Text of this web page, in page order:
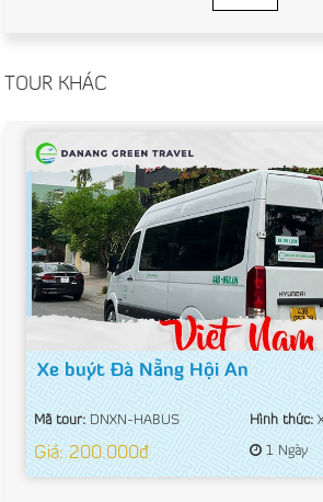
TOUR KHÁC
Xe buýt Đà Nẵng Hội An
Mã tour: DNXN-HABUS Hình thức:
Giá: 200.000đ 1 Ngày